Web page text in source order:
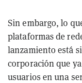
Sin embargo, lo
plataformas de
lanzamiento está
corporación que
usuarios en una